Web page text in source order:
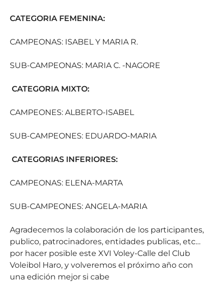
CATEGORIA FEMENINA:
CAMPEONAS: ISABEL Y MARIA R.
SUB-CAMPEONAS: MARIA C. -NAGORE
CATEGORIA MIXTO:
CAMPEONES: ALBERTO-ISABEL
SUB-CAMPEONES: EDUARDO-MARIA
CATEGORIAS INFERIORES:
CAMPEONAS: ELENA-MARTA
SUB-CAMPEONES: ANGELA-MARIA
Agradecemos la colaboración de los participantes,
publico, patrocinadores, entidades publicas, etc…
por hacer posible este XVI Voley-Calle del Club
Voleibol Haro, y volveremos el próximo año con
una edición mejor si cabe